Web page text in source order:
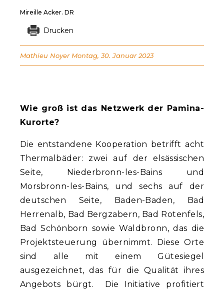
Wie groß ist das Netzwerk der Pamina-
Kurorte?
Die entstandene Kooperation betrifft acht
Thermalbäder: zwei auf der elsässischen
Seite, Niederbronn-les-Bains und
Morsbronn-les-Bains, und sechs auf der
deutschen Seite, Baden-Baden, Bad
Herrenalb, Bad Bergzabern, Bad Rotenfels,
Bad Schönborn sowie Waldbronn, das die
Projektsteuerung übernimmt. Diese Orte
sind alle mit einem Gütesiegel
ausgezeichnet, das für die Qualität ihres
Angebots bürgt. Die Initiative profitiert
Mireille Acker. DR
Drucken
Mathieu Noyer Montag, 30. Januar 2023